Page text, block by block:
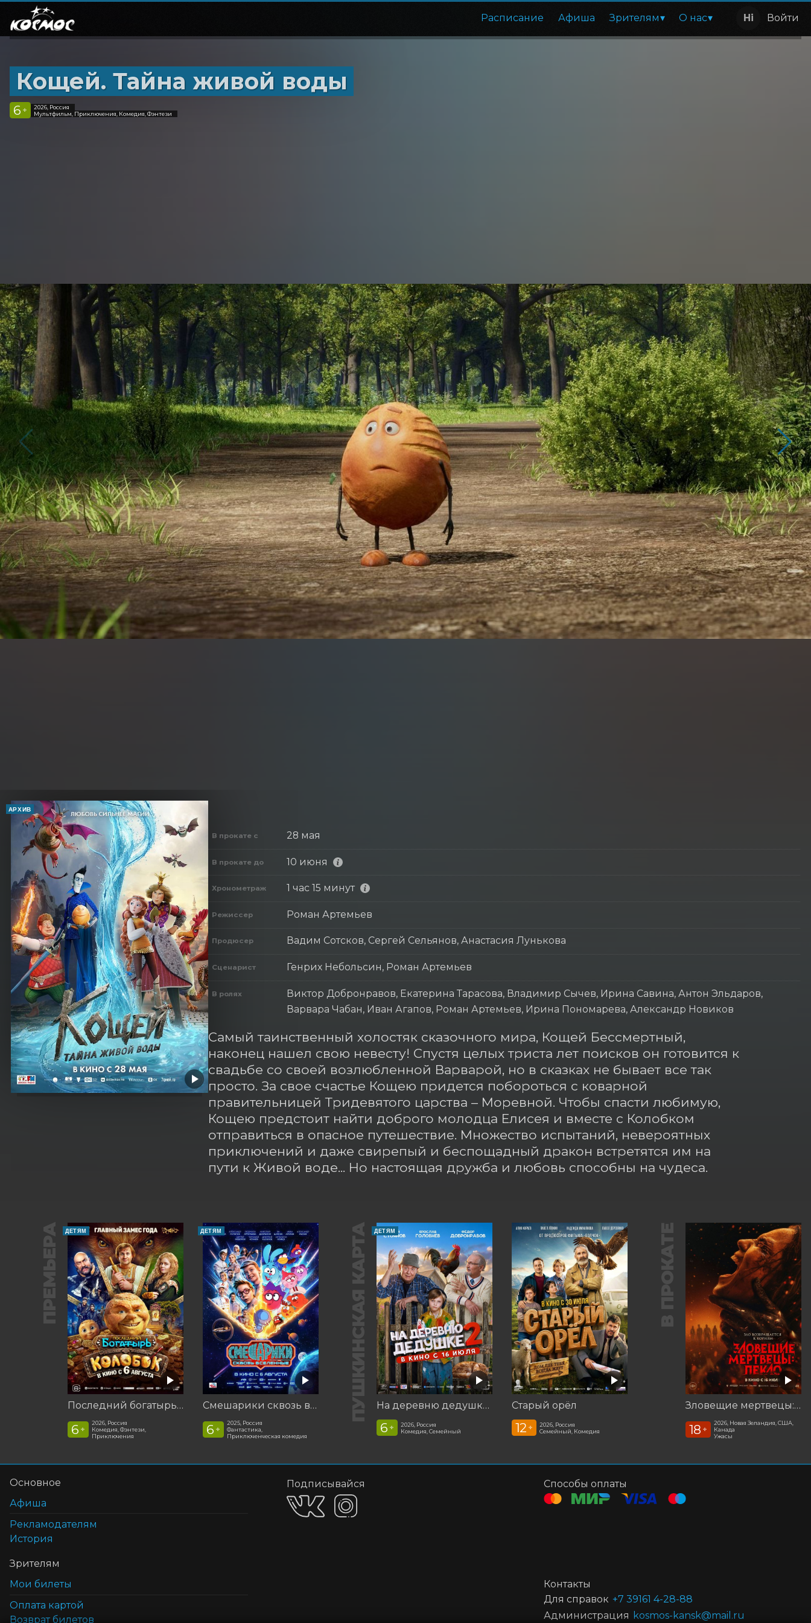
Расписание Афиша Зрителям О нас Войти
Кощей. Тайна живой воды
6 +
2026, Россия
Мультфильм, Приключения, Комедия, Фэнтези
АРХИВ
В прокате с 28 мая
В прокате до 10 июня
Хронометраж 1 час 15 минут
Режиссер Роман Артемьев
Продюсер Вадим Сотсков, Сергей Сельянов, Анастасия Лунькова
Сценарист Генрих Небольсин, Роман Артемьев
В ролях
Виктор Добронравов, Екатерина Тарасова, Владимир Сычев, Ирина Савина, Антон Эльдаров,
Варвара Чабан, Иван Агапов, Роман Артемьев, Ирина Пономарева, Александр Новиков
Самый таинственный холостяк сказочного мира, Кощей Бессмертный,
наконец нашел свою невесту! Спустя целых триста лет поисков он готовится к
свадьбе со своей возлюбленной Варварой, но в сказках не бывает все так
просто. За свое счастье Кощею придется побороться с коварной
правительницей Тридевятого царства – Моревной. Чтобы спасти любимую,
Кощею предстоит найти доброго молодца Елисея и вместе с Колобком
отправиться в опасное путешествие. Множество испытаний, невероятных
приключений и даже свирепый и беспощадный дракон встретятся им на
пути к Живой воде... Но настоящая дружба и любовь способны на чудеса.
ПРЕМЬЕРА ДЕТЯМ
Последний богатырь. Колобок
6 +
2026, Россия
Комедия, Фэнтези,
Приключения
ДЕТЯМ
Смешарики сквозь вселенные
6 +
2025, Россия
Фантастика,
Приключенческая комедия
ПУШКИНСКАЯ КАРТА ДЕТЯМ
На деревню дедушке 2
6 +
2026, Россия
Комедия, Семейный
Старый орёл
12 +
2026, Россия
Семейный, Комедия
В ПРОКАТЕ
Зловещие мертвецы: Пекло
18 +
2026, Новая Зеландия, США,
Канада
Ужасы
Основное
Афиша
Рекламодателям
История
Зрителям
Мои билеты
Оплата картой
Возврат билетов
Подписывайся Способы оплаты
Контакты
Для справок +7 39161 4-28-88
Администрация kosmos-kansk@mail.ru